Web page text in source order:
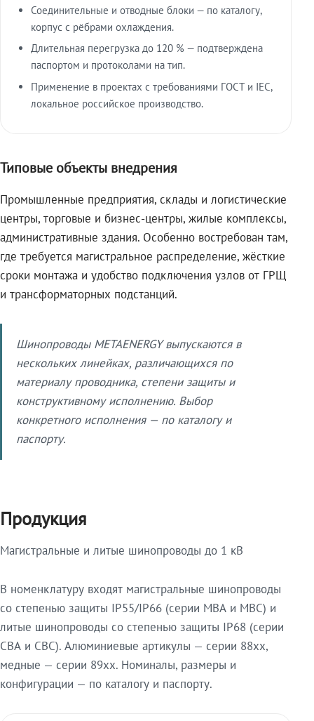
Соединительные и отводные блоки — по каталогу,
корпус с рёбрами охлаждения.
Длительная перегрузка до 120 % — подтверждена
паспортом и протоколами на тип.
Применение в проектах с требованиями ГОСТ и IEC,
локальное российское производство.
Типовые объекты внедрения
Промышленные предприятия, склады и логистические
центры, торговые и бизнес-центры, жилые комплексы,
административные здания. Особенно востребован там,
где требуется магистральное распределение, жёсткие
сроки монтажа и удобство подключения узлов от ГРЩ
и трансформаторных подстанций.
Шинопроводы METAENERGY выпускаются в
нескольких линейках, различающихся по
материалу проводника, степени защиты и
конструктивному исполнению. Выбор
конкретного исполнения — по каталогу и
паспорту.
Продукция
Магистральные и литые шинопроводы до 1 кВ
В номенклатуру входят магистральные шинопроводы
со степенью защиты IP55/IP66 (серии МВА и МВС) и
литые шинопроводы со степенью защиты IP68 (серии
СВА и СВС). Алюминиевые артикулы — серии 88xx,
медные — серии 89xx. Номиналы, размеры и
конфигурации — по каталогу и паспорту.